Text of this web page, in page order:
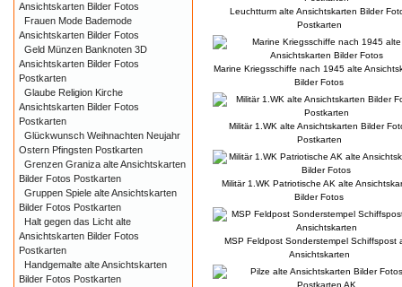
Leuchtturm alte Ansichtskarten Bilder
Postkarten
Marine Kriegsschiffe nach 1945 alte
Bilder Fotos
Militär 1.WK alte Ansichtskarten Bilder
Postkarten
Militär 1.WK Patriotische AK alte
Bilder Fotos
MSP Feldpost Sonderstempel Schiffspost
Ansichtskarten
Ansichtskarten Bilder Fotos
Frauen Mode Bademode
Ansichtskarten Bilder Fotos
Geld Münzen Banknoten 3D
Ansichtskarten Bilder Fotos
Postkarten
Glaube Religion Kirche
Ansichtskarten Bilder Fotos
Postkarten
Glückwunsch Weihnachten Neujahr
Ostern Pfingsten Postkarten
Grenzen Graniza alte Ansichtskarten
Bilder Fotos Postkarten
Gruppen Spiele alte Ansichtskarten
Bilder Fotos Postkarten
Halt gegen das Licht alte
Ansichtskarten Bilder Fotos
Postkarten
Handgemalte alte Ansichtskarten
Bilder Fotos Postkarten